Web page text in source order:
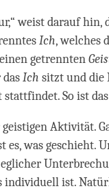
weist darauf hin,
Ich, welches
getrennten
dasIch sitzt und die
So ist
Aktivität.
was geschieht.
individuell ist.